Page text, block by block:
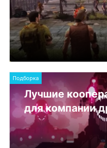
Лучшие
для компании
15]
Подборка